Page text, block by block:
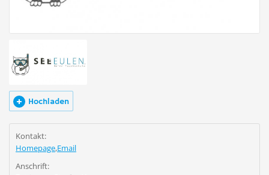
5 Fotos
Hochladen
Kontakt:
Homepage,Email
Anschrift: